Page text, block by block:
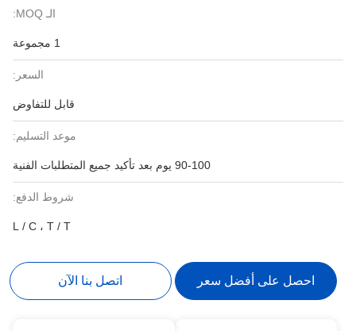
الـ MOQ:
السعر:
قابل للتفاوض
موعد التسليم:
90-100 يوم بعد تأكيد جميع المتطلبات الفنية
شروط الدفع:
L / C ، T / T
احصل على أفضل سعر اتصل بنا الآن